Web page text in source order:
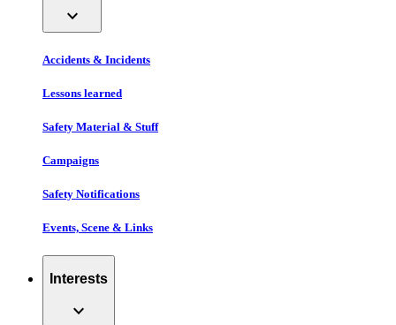
expand_more
Accidents & Incidents
Lessons learned
Safety Material & Stuff
Campaigns
Safety Notifications
Events, Scene & Links
Interests
expand_more